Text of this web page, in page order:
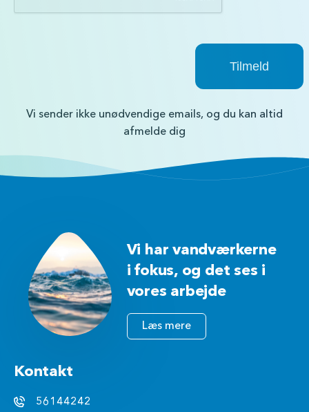
Vi sender ikke unødvendige emails, og du kan altid
afmelde dig
Vi har vandværkerne
i fokus, og det ses i
vores arbejde
Læs mere
Kontakt
56144242